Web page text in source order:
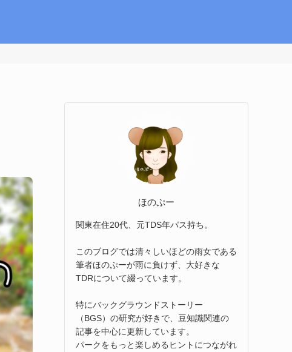
ほのぷー
関東在住20代、元TDS年パス持ち。
このブログでは清々しいほどの雨女である
筆者ほのぷーが雨に負けず、大好きな
TDRについて綴っています。
特にバックグラウンドストーリー
（BGS）の研究が好きで、豆知識関連の
記事を中心に更新しています。
パークをもっと楽しめるヒントにつながれ